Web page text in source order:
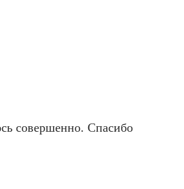
совершенно. Спасибо